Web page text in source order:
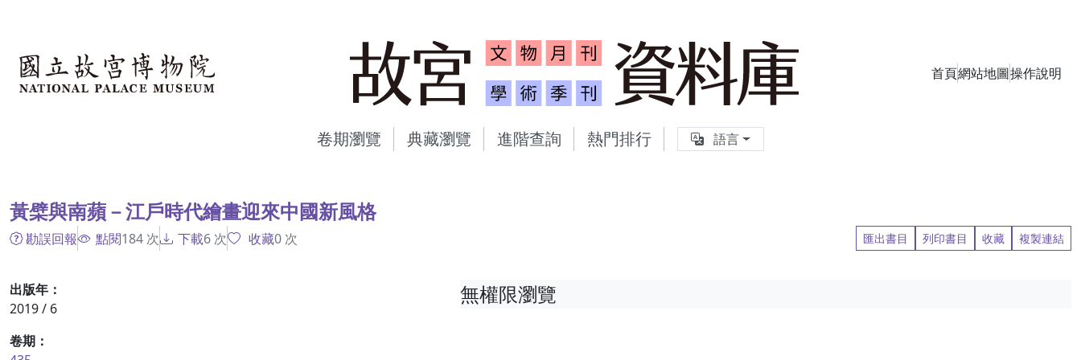
故宮文物月刊、故宮學術季刊資料庫
首頁網站地圖操作說明
卷期瀏覽 典藏瀏覽 進階查詢 熱門排行 語言
黃檗與南蘋－江戶時代繪畫迎來中國新風格
勘誤回報 點閱184 次 下載6 次 收藏0 次 匯出書目 列印書目 收藏 複製連結
出版年：
2019 / 6
卷期：
無權限瀏覽